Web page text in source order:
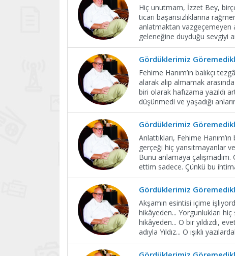
Hiç unutmam, İzzet Bey,
ticari başarısızlıklarına
anlatmaktan vazgeçemeyen
geleneğine duyduğu sevgiyi
Gördüklerimiz
Fehime Hanım’ın balıkçı
alarak alıp almamak
biri olarak hafızama yazıldı
düşünmedi ve yaşadığı
Gördüklerimiz
Anlattıkları, Fehime
gerçeği hiç yansıtmayanlar
Bunu anlamaya çalışmadım.
ettim sadece. Çünkü bu
Gördüklerimiz
Akşamın esintisi içime
hikâyeden... Yorgunlukları
hikâyeden... O bir yıldızdı,
adıyla Yıldız... O ışıklı